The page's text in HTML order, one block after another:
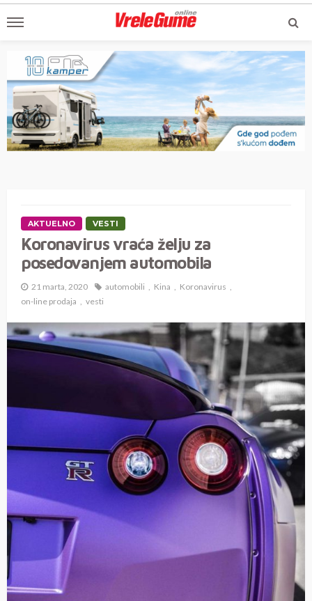
AKTUELNO VESTI
Koronavirus vraća želju za
posedovanjem automobila
21 marta, 2020 automobili Kina
Koronavirus
on-line prodaja
vesti